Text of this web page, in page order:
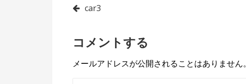
投
ナ
ビ
car3
コメントする
メールアドレスが公開されることはありません。